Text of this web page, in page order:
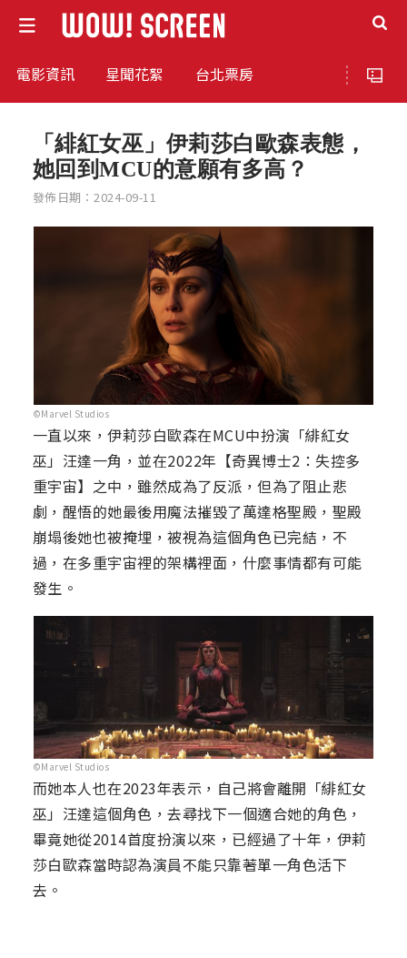
電影資訊 星聞花絮 台北票房
「緋紅女巫」伊莉莎白歐森表態，
她回到MCU的意願有多高？
發佈日期：2024-09-11
©Marvel Studios
一直以來，伊莉莎白歐森在MCU中扮演「緋紅女
巫」汪達一角，並在2022年【奇異博士2：失控多
重宇宙】之中，雖然成為了反派，但為了阻止悲
劇，醒悟的她最後用魔法摧毀了萬達格聖殿，聖殿
崩塌後她也被掩埋，被視為這個角色已完結，不
過，在多重宇宙裡的架構裡面，什麼事情都有可能
發生。
©Marvel Studios
而她本人也在2023年表示，自己將會離開「緋紅女
巫」汪達這個角色，去尋找下一個適合她的角色，
畢竟她從2014首度扮演以來，已經過了十年，伊莉
莎白歐森當時認為演員不能只靠著單一角色活下
去。